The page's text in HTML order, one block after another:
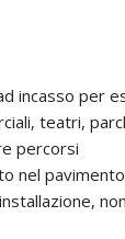
incasso per
teatri,
percorsi
nel